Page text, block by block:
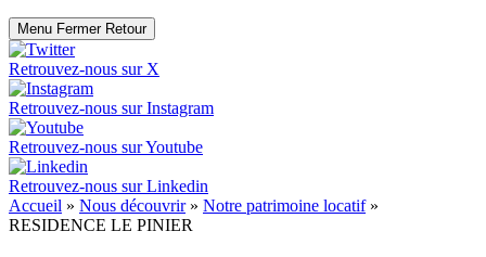
Menu Fermer Retour
Retrouvez-nous sur X
Retrouvez-nous surInstagram
Retrouvez-nous surYoutube
Retrouvez-nous surLinkedin
Accueil » Nous découvrir» Notre patrimoine locatif»
RESIDENCE LE PINIER